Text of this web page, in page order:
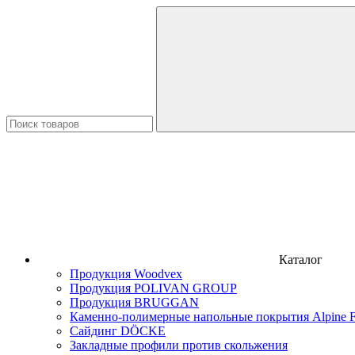
Каталог
Продукция Woodvex
Продукция POLIVAN GROUP
Продукция BRUGGAN
Каменно-полимерные напольные покрытия Alpine
Сайдинг DÖCKE
Закладные профили против скольжения